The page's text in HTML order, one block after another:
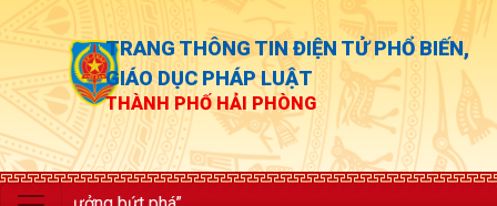
TRANG THÔNG TIN ĐIỆN TỬ PHỔ BIẾN,
GIÁO DỤC PHÁP LUẬT
THÀNH PHỐ HẢI PHÒNG